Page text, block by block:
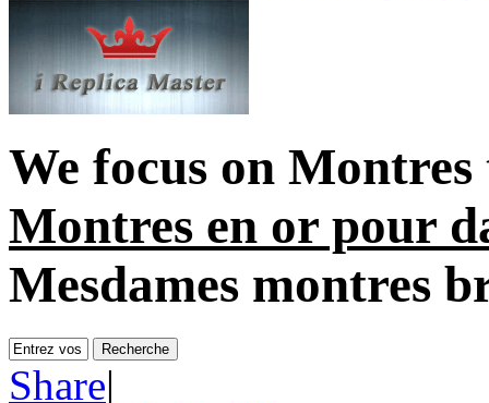
We focus on Montres
Montres en or pour
Mesdames montres
Share|